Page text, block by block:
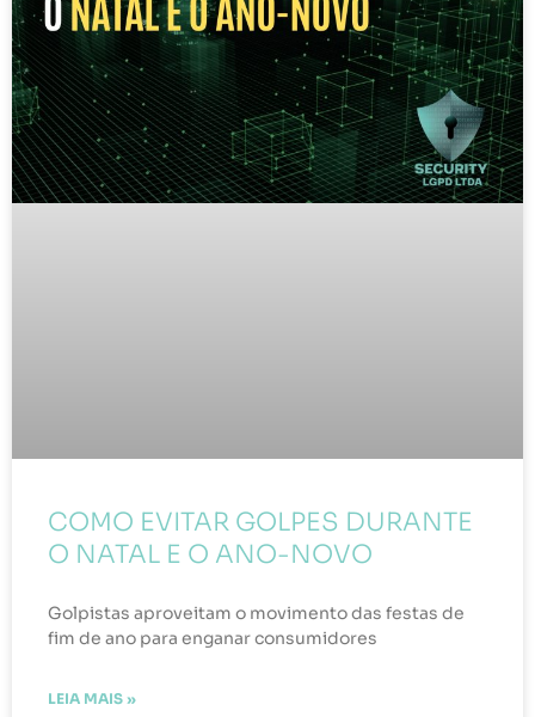
COMO EVITAR GOLPES DURANTE
O NATAL E O ANO-NOVO
Golpistas aproveitam o movimento das festas de
fim de ano para enganar consumidores
LEIA MAIS »